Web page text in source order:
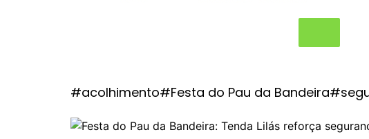
#acolhimento#Festa do Pau da